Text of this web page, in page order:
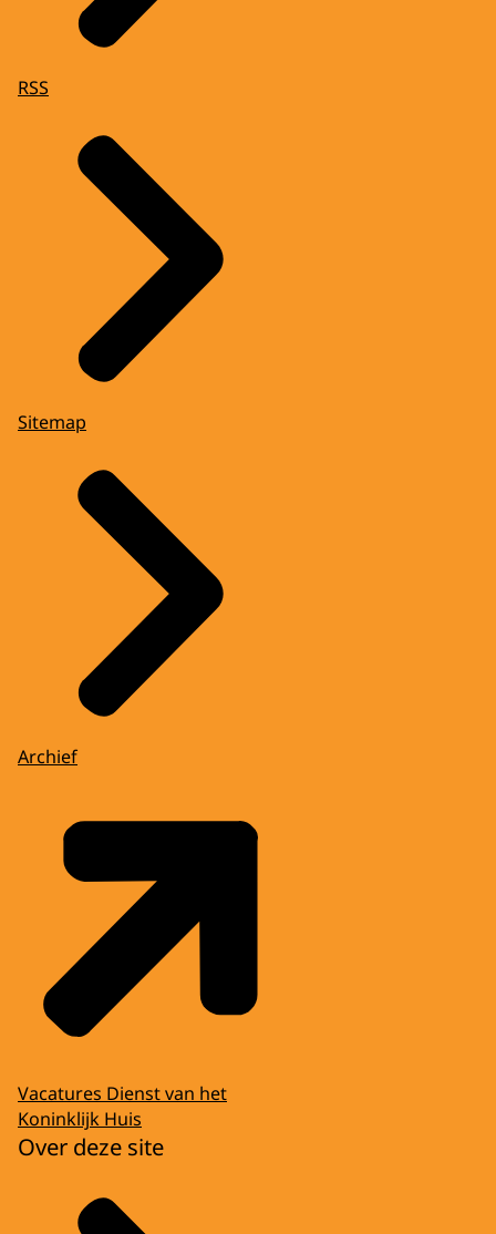
RSS
Sitemap
Archief
Vacatures Dienst van het
Koninklijk Huis
Over deze site